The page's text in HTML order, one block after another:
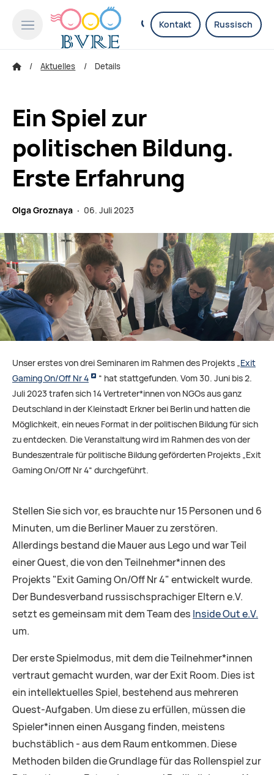
Kontakt Russisch
Aktuelles Details
Ein Spiel zur
politischen Bildung.
Erste Erfahrung
Olga Groznaya · 06. Juli 2023
Unser erstes von drei Seminaren im Rahmen des Projekts „Exit
Gaming On/Off Nr 4
“ hat stattgefunden. Vom 30. Juni bis 2.
Juli 2023 trafen sich 14 Vertreter*innen von NGOs aus ganz
Deutschland in der Kleinstadt Erkner bei Berlin und hatten die
Möglichkeit, ein neues Format in der politischen Bildung für sich
zu entdecken. Die Veranstaltung wird im Rahmen des von der
Bundeszentrale für politische Bildung geförderten Projekts „Exit
Gaming On/Off Nr 4“ durchgeführt.
Stellen Sie sich vor, es brauchte nur 15 Personen und 6
Minuten, um die Berliner Mauer zu zerstören.
Allerdings bestand die Mauer aus Lego und war Teil
einer Quest, die von den Teilnehmer*innen des
Projekts "Exit Gaming On/Off Nr 4" entwickelt wurde.
Der Bundesverband russischsprachiger Eltern e.V.
setzt es gemeinsam mit dem Team des Inside Out e.V.
um.
Der erste Spielmodus, mit dem die Teilnehmer*innen
vertraut gemacht wurden, war der Exit Room. Dies ist
ein intellektuelles Spiel, bestehend aus mehreren
Quest-Aufgaben. Um diese zu erfüllen, müssen die
Spieler*innen einen Ausgang finden, meistens
buchstäblich - aus dem Raum entkommen. Diese
Methoden bilden die Grundlage für das Rollenspiel zur